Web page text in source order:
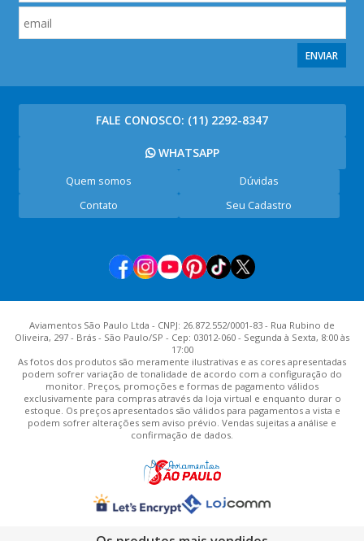
ENVIAR
FALE CONOSCO: (11) 2292-8347
WHATSAPP
Quem somos
Dúvidas
Contato
Seu Cadastro
Aviamentos São Paulo Ltda - CNPJ: 26.872.552/0001-83 - Rua Rubino de
Oliveira, 297 - Brás - São Paulo/SP - Cep: 03012-060 - Segunda à Sexta, 8:00 às
17:00
As fotos dos produtos são meramente ilustrativas e as cores apresentadas
podem sofrer variação de tonalidade de acordo com a configuração do
monitor. Preços, promoções e formas de pagamento válidos
exclusivamente para compras através da loja virtual e enquanto durar o
estoque. Os preços apresentados são válidos para pagamentos a vista e
podem sofrer alterações sem aviso prévio. Vendas sujeitas a análise e
confirmação de dados.